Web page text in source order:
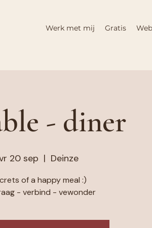
Werk met mij Gratis
- diner
20 sep
  |
Deinze
of a happy meal :)
- verbind - vewonder